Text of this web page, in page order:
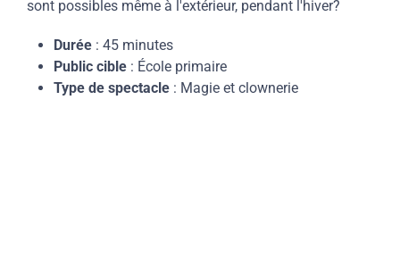
sont possibles même à l'extérieur, pendant l'hiver?
Durée : 45 minutes
Public cible : École primaire
Type de spectacle : Magie et clownerie